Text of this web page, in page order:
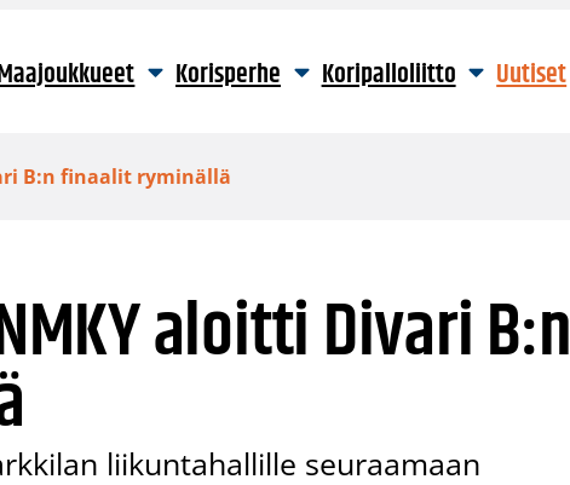
Korisperhe Koripalloliitto Uutiset
B:n finaalit ryminällä
aloitti Divari B:n
liikuntahallille seuraamaan